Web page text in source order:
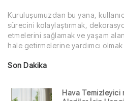
Kuruluşumuzdan bu yana,
sürecini kolaylaştırmak,
etmelerini sağlamak ve yaşam
hale getirmelerine yardımcı
Son Dakika
Hava Temizleyici